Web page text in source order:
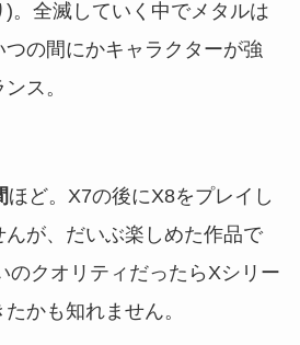
。全滅していく中でメタルは
の間にかキャラクターが強
ス。
ほど。X7の後にX8をプレイし
が、だいぶ楽しめた作品で
のクオリティだったらXシリー
かも知れません。